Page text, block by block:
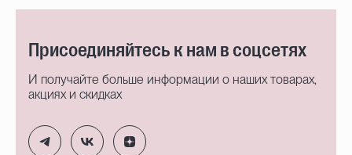
Присоединяйтесь к нам в соцсетях
И получайте больше информации о наших товарах,
акциях и скидках